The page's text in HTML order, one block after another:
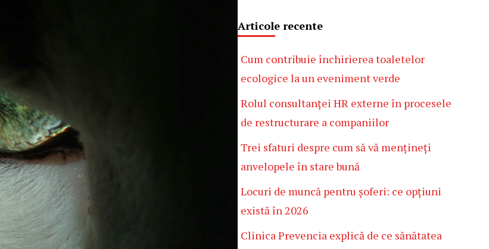
Articole recente
Cum contribuie închirierea toaletelor
ecologice la un eveniment verde
Rolul consultanței HR externe în procesele
de restructurare a companiilor
Trei sfaturi despre cum să vă mențineți
anvelopele în stare bună
Locuri de muncă pentru șoferi: ce opțiuni
există în 2026
Clinica Prevencia explică de ce sănătatea